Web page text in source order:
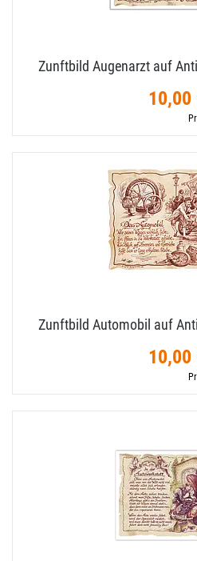
Zunftbild Augenarzt auf
10,00
Zunftbild Automobil auf
10,00